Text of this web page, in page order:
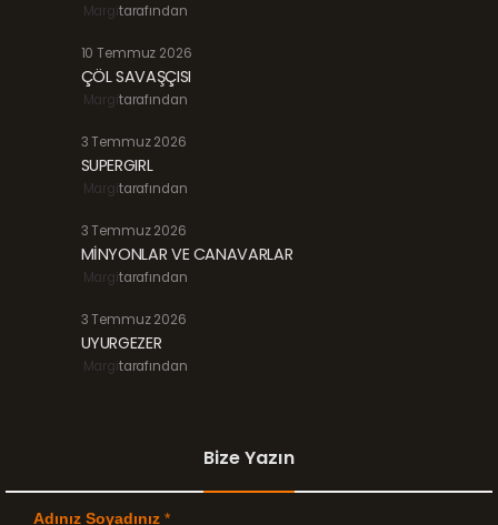
Margitarafından
10 Temmuz 2026
ÇÖL SAVAŞÇISI
Margitarafından
3 Temmuz 2026
SUPERGIRL
Margitarafından
3 Temmuz 2026
MİNYONLAR VE CANAVARLAR
Margitarafından
3 Temmuz 2026
UYURGEZER
Margitarafından
Bize Yazın
Adınız Soyadınız *